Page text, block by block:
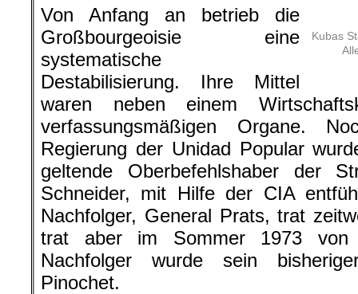
Kubas
Von Anfang an betrieb die
Großbourgeoisie eine
systematische
Destabilisierung. Ihre Mittel
waren neben einem
verfassungsmäßigen Organe.
Regierung der Unidad Popular
geltende Oberbefehlshaber der
Schneider, mit Hilfe der CIA
Nachfolger, General Prats, trat
trat aber im Sommer 1973 von
Nachfolger wurde sein
Pinochet.